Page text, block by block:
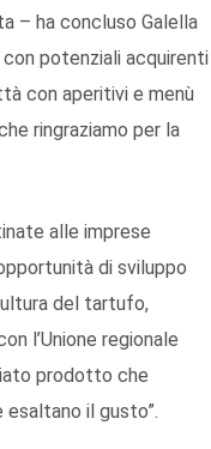
– ha concluso Galella
potenziali acquirenti
con aperitivi e menù
ringraziamo per la
alle imprese
di sviluppo
del tartufo,
l’Unione regionale
prodotto che
il gusto”.